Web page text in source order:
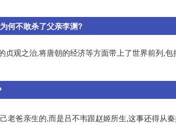
何不敢杀了父亲李渊?
贞观之治,将唐朝的经济等方面带上了世界前列,
老爸亲生的,而是吕不韦跟赵姬所生,这事还得从